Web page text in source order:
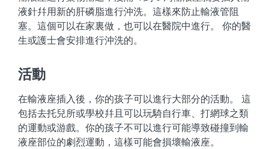
液針幷用新的肝磷脂進行沖洗。這樣來防止輸液管阻
塞。這個可以在家裏做，也可以在醫院中進行。 你的醫
生或護士會安排進行沖洗的。
活動
在輸液座插入後，你的孩子可以進行大部分的活動。 這
包括去托兒所或學校幷且可以玩騎自行車、打網球之類
的運動或游戲。你的孩子不可以進行可能導致碰撞到輸
液座部位的劇烈運動，這樣可能會損壞輸液座。